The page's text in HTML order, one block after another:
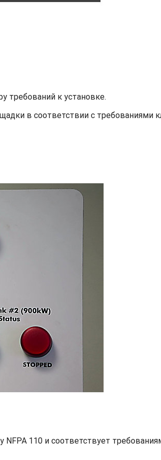
требований к установке.
в соответствии с требованиями
NFPA 110 и соответствует